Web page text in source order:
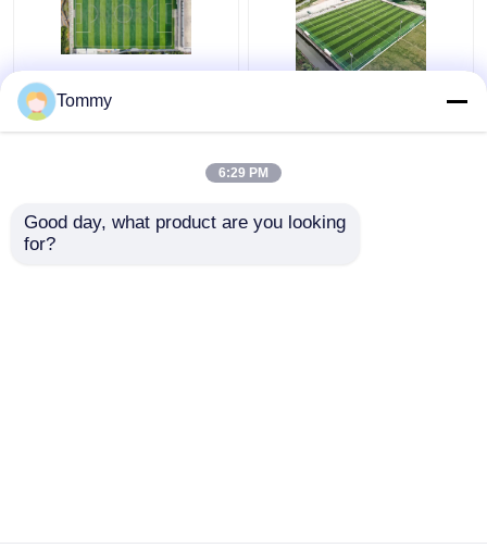
Uitstekende
weerbestandheid
Tommy
6:29 PM
Good day, what product are you looking
for?